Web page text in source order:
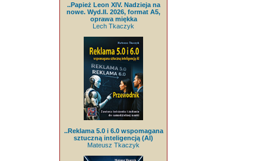
..Papież Leon XIV. Nadzieja na
nowe. Wyd.II. 2026, format A5,
oprawa miękka
Lech Tkaczyk
..Reklama 5.0 i 6.0 wspomagana
sztuczną inteligencją (AI)
Mateusz Tkaczyk